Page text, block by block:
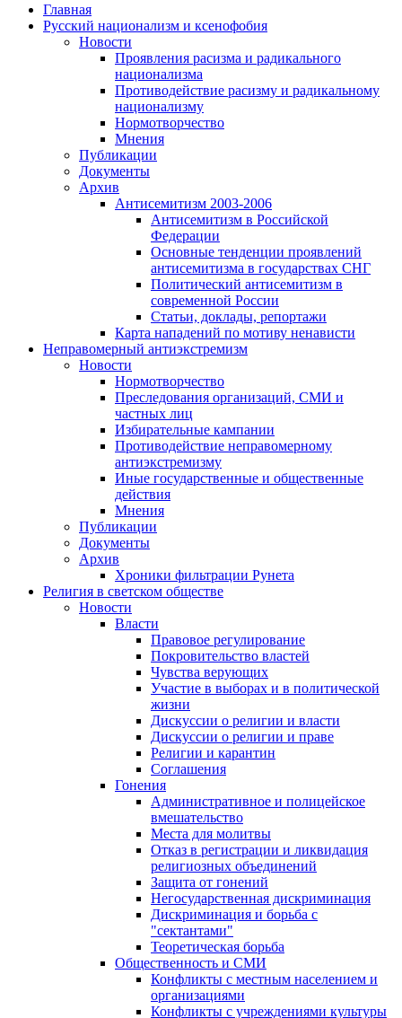
Главная
Русский национализм и ксенофобия
Новости
Проявления расизма и радикального
национализма
Противодействие расизму и радикальному
национализму
Нормотворчество
Мнения
Публикации
Документы
Архив
Антисемитизм 2003-2006
Антисемитизм в Российской
Федерации
Основные тенденции проявлений
антисемитизма в государствах СНГ
Политический антисемитизм в
современной России
Статьи, доклады, репортажи
Карта нападений по мотиву ненависти
Неправомерный антиэкстремизм
Новости
Нормотворчество
Преследования организаций, СМИ и
частных лиц
Избирательные кампании
Противодействие неправомерному
антиэкстремизму
Иные государственные и общественные
действия
Мнения
Публикации
Документы
Архив
Хроники фильтрации Рунета
Религия в светском обществе
Новости
Власти
Правовое регулирование
Покровительство властей
Чувства верующих
Участие в выборах и в политической
жизни
Дискуссии о религии и власти
Дискуссии о религии и праве
Религии и карантин
Соглашения
Гонения
Административное и полицейское
вмешательство
Места для молитвы
Отказ в регистрации и ликвидация
религиозных объединений
Защита от гонений
Негосударственная дискриминация
Дискриминация и борьба с
"сектантами"
Теоретическая борьба
Общественность и СМИ
Конфликты с местным населением и
организациями
Конфликты с учреждениями культуры